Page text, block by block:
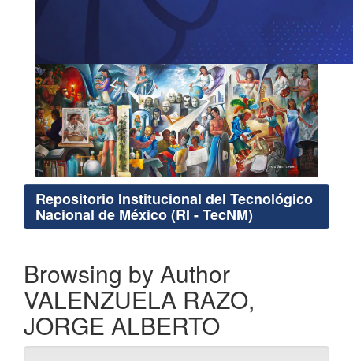
Repositorio Institucional del Tecnológico
Nacional de México (RI - TecNM)
Browsing by Author
VALENZUELA RAZO,
JORGE ALBERTO